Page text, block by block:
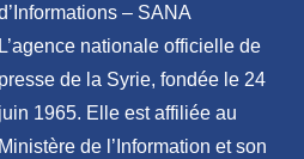
– SANA
L’agence nationale officielle de
presse de la Syrie, fondée le 24
juin 1965. Elle est affiliée au
Ministère de l’Information et son